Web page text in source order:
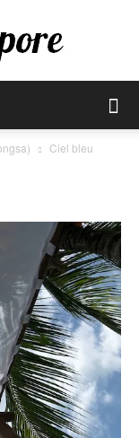
Ciel bleu